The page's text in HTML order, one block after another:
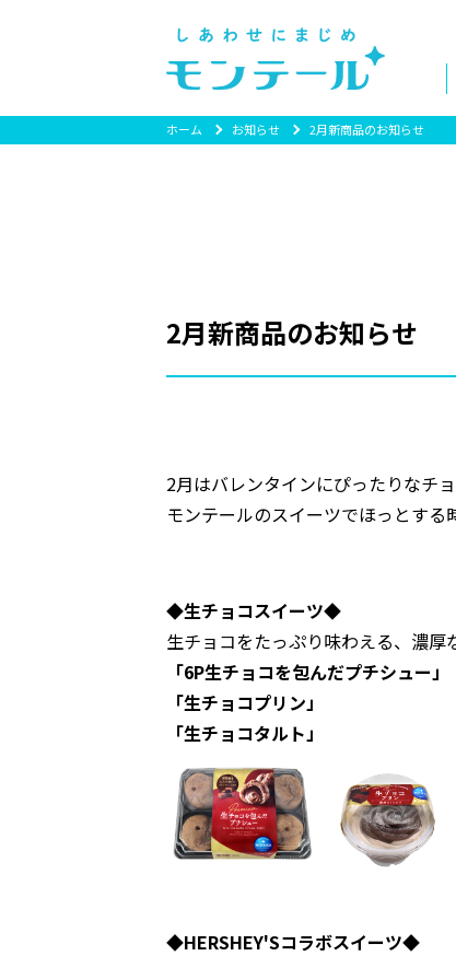
ホーム お知らせ 2月新商品のお知らせ
2月新商品のお知らせ
2月はバレンタインにぴったりなチ
モンテールのスイーツでほっとす
◆生チョコスイーツ◆
生チョコをたっぷり味わえる、濃厚
「6P生チョコを包んだプチシュー」
「生チョコプリン」
「生チョコタルト」
◆HERSHEY'Sコラボスイーツ◆